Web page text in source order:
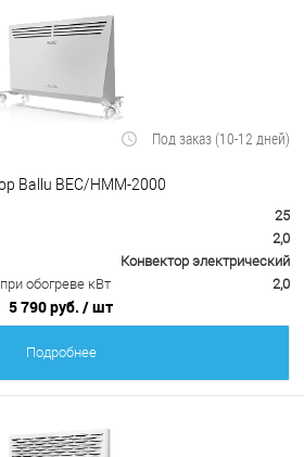
Под заказ (10-12 дней)
Ballu BEC/HMM-2000
25
2,0
Конвектор электрический
обогреве кВт
2,0
5 790 руб. / шт
Подробнее